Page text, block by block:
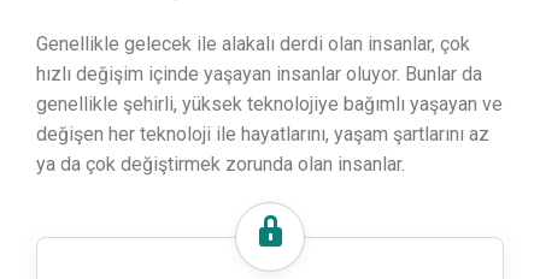
Genellikle gelecek ile alakalı derdi olan insanlar, çok
hızlı değişim içinde yaşayan insanlar oluyor. Bunlar da
genellikle şehirli, yüksek teknolojiye bağımlı yaşayan ve
değişen her teknoloji ile hayatlarını, yaşam şartlarını az
ya da çok değiştirmek zorunda olan insanlar.